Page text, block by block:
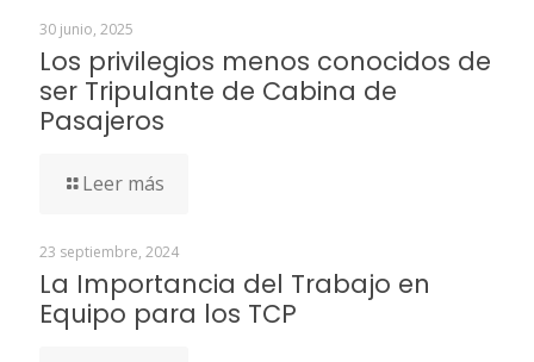
30 junio, 2025
Los privilegios menos conocidos de
ser Tripulante de Cabina de
Pasajeros
Leer más
23 septiembre, 2024
La Importancia del Trabajo en
Equipo para los TCP